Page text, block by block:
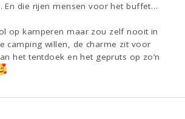
En die rijen mensen voor het buffet…
op kamperen maar zou zelf nooit in
camping willen, de charme zit voor
het tentdoek en het gepruts op zo’n